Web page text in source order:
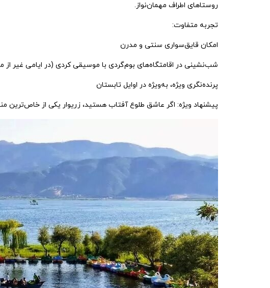
روستاهای اطراف مهمان‌نواز.
تجربه متفاوت:
امکان قایق‌سواری سنتی و مدرن
شب‌نشینی در اقامتگاه‌های بوم‌گردی با موسیقی کردی (در ایامی غیر از
پرنده‌نگری ویژه، به‌ویژه در اوایل تابستان
پیشنهاد ویژه: اگر عاشق طلوع آفتاب هستید، زریوار یکی از خاص‌ترین